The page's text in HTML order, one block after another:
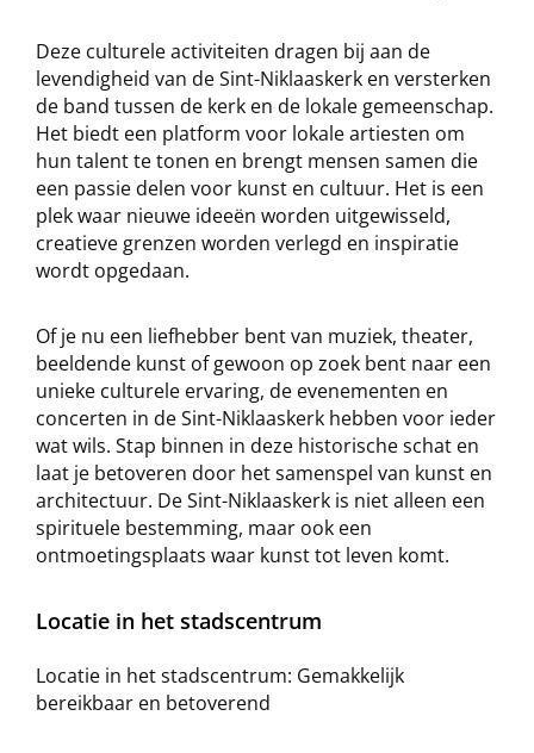
Deze culturele activiteiten dragen bij aan de
levendigheid van de Sint-Niklaaskerk en versterken
de band tussen de kerk en de lokale gemeenschap.
Het biedt een platform voor lokale artiesten om
hun talent te tonen en brengt mensen samen die
een passie delen voor kunst en cultuur. Het is een
plek waar nieuwe ideeën worden uitgewisseld,
creatieve grenzen worden verlegd en inspiratie
wordt opgedaan.
Of je nu een liefhebber bent van muziek, theater,
beeldende kunst of gewoon op zoek bent naar een
unieke culturele ervaring, de evenementen en
concerten in de Sint-Niklaaskerk hebben voor ieder
wat wils. Stap binnen in deze historische schat en
laat je betoveren door het samenspel van kunst en
architectuur. De Sint-Niklaaskerk is niet alleen een
spirituele bestemming, maar ook een
ontmoetingsplaats waar kunst tot leven komt.
Locatie in het stadscentrum
Locatie in het stadscentrum: Gemakkelijk
bereikbaar en betoverend